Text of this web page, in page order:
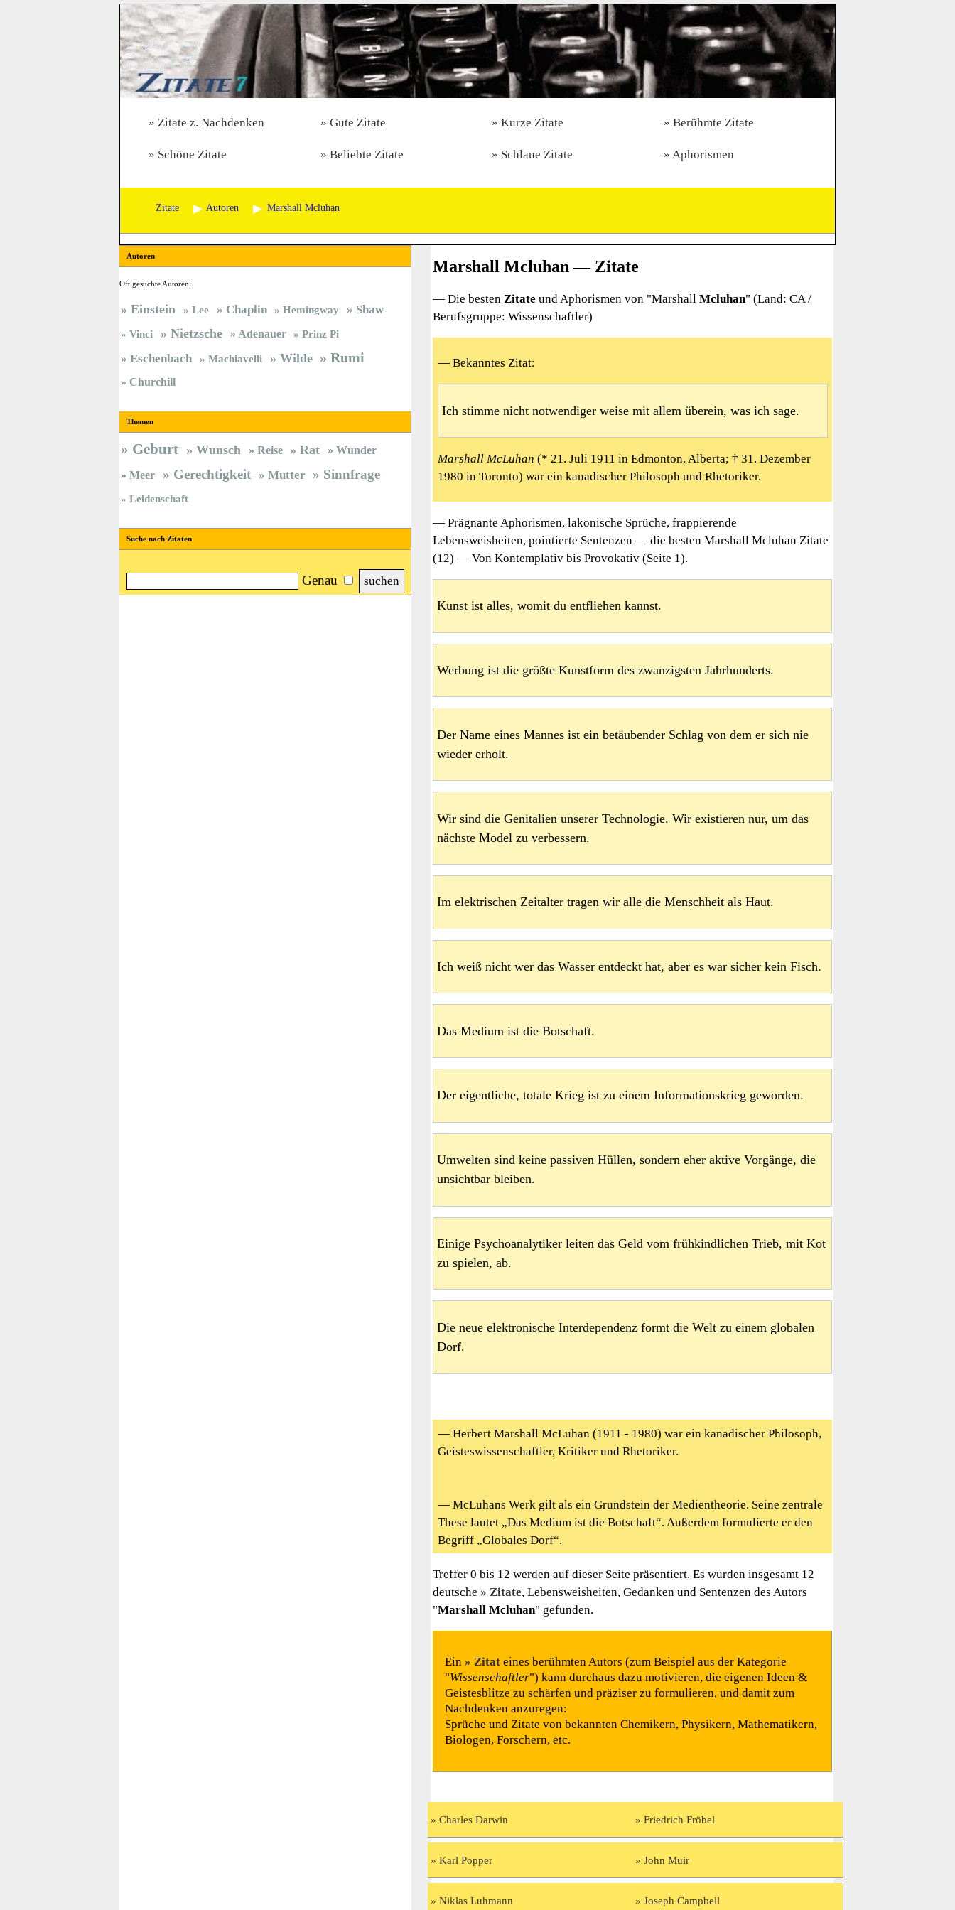
Zitate z. Nachdenken Gute Zitate Kurze Zitate Berühmte Zitate
Schöne Zitate Beliebte Zitate Schlaue Zitate Aphorismen
Zitate Autoren Marshall Mcluhan
Marshall Mcluhan — Zitate
— Die bestenZitate und Aphorismen von "MarshallMcluhan" (Land: CA /
Berufsgruppe: Wissenschaftler)
— Bekanntes Zitat:
Ich stimme nicht notwendiger weise mit allem überein, was ich sage.
Marshall McLuhan (* 21. Juli 1911 in Edmonton, Alberta; † 31. Dezember
1980 in Toronto) war ein kanadischer Philosoph und Rhetoriker.
— Prägnante Aphorismen, lakonische Sprüche, frappierende
Lebensweisheiten, pointierte Sentenzen — die besten Marshall Mcluhan Zitate
(12) — Von Kontemplativ bis Provokativ (Seite 1).
Kunst ist alles, womit du entfliehen kannst.
Werbung ist die größte Kunstform des zwanzigsten Jahrhunderts.
Der Name eines Mannes ist ein betäubender Schlag von dem er sich nie
wieder erholt.
Wir sind die Genitalien unserer Technologie. Wir existieren nur, um das
nächste Model zu verbessern.
Im elektrischen Zeitalter tragen wir alle die Menschheit als Haut.
Ich weiß nicht wer das Wasser entdeckt hat, aber es war sicher kein Fisch.
Das Medium ist die Botschaft.
Der eigentliche, totale Krieg ist zu einem Informationskrieg geworden.
Umwelten sind keine passiven Hüllen, sondern eher aktive Vorgänge, die
unsichtbar bleiben.
Einige Psychoanalytiker leiten das Geld vom frühkindlichen Trieb, mit Kot
zu spielen, ab.
Die neue elektronische Interdependenz formt die Welt zu einem globalen
Dorf.
— Herbert Marshall McLuhan (1911 - 1980) war ein kanadischer Philosoph,
Geisteswissenschaftler, Kritiker und Rhetoriker.
— McLuhans Werk gilt als ein Grundstein der Medientheorie. Seine zentrale
These lautet „Das Medium ist die Botschaft“. Außerdem formulierte er den
Begriff „Globales Dorf“.
Treffer 0 bis 12 werden auf dieser Seite präsentiert. Es wurden insgesamt 12
deutsche
Zitate, Lebensweisheiten, Gedanken und Sentenzen des Autors
"Marshall Mcluhan" gefunden.
Ein Zitateines berühmten Autors (zum Beispiel aus der Kategorie
"Wissenschaftler") kann durchaus dazu motivieren, die eigenen Ideen &
Geistesblitze zu schärfen und präziser zu formulieren, und damit zum
Nachdenken anzuregen:
Sprüche und Zitate von bekannten Chemikern, Physikern, Mathematikern,
Biologen, Forschern, etc.
Charles Darwin
Karl Popper
Niklas Luhmann
Friedrich Fröbel
John Muir
Joseph Campbell
Autoren
Oft gesuchte Autoren:
Einstein Lee Chaplin Hemingway Shaw
Vinci Nietzsche Adenauer Prinz Pi
Eschenbach Machiavelli Wilde Rumi
Churchill
Themen
Geburt Wunsch Reise Rat
Wunder
Meer
Gerechtigkeit Mutter Sinnfrage
Leidenschaft
Suche nach Zitaten
Genau